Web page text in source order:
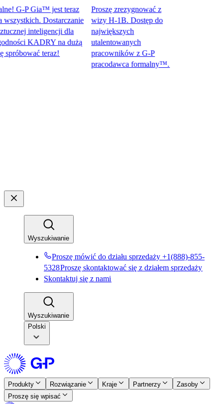
P Gia™ jest teraz
Dostarczanie
inteligencji dla
KADRY na dużą
teraz!​​
Proszę zrezygnować z
wizy H-1B. Dostęp do
największych
utalentowanych
pracowników z G-P
pracodawca formalny™.​​
Wyszukiwanie​​
Proszę mówić do działu sprzedaży +1(888)-855-
5328​​Proszę skontaktować się z działem sprzedaży​​
Skontaktuj się z nami​​
Wyszukiwanie​​
Polski
Produkty​​ Rozwiązanie​​ Kraje​​ Partnerzy​​
Zasoby​​
Proszę się wpisać​​